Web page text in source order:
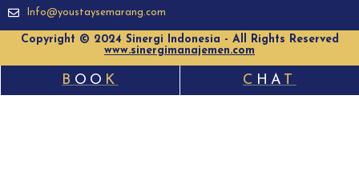
Info@youstaysemarang.com
Copyright © 2024 Sinergi Indonesia - All Rights Reserved
www.sinergimanajemen.com
C HA T
B OO K